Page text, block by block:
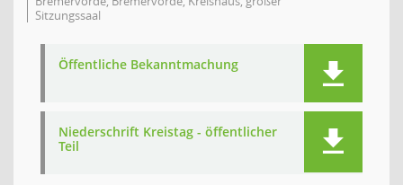
Sitzungssaal
Öffentliche Bekanntmachung
Niederschrift Kreistag - öffentlicher
Teil